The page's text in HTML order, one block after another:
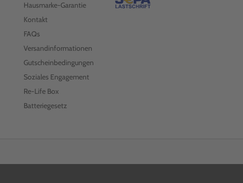
Hausmarke-Garantie
Kontakt
FAQs
Versandinformationen
Gutscheinbedingungen
Soziales Engagement
Re-Life Box
Batteriegesetz